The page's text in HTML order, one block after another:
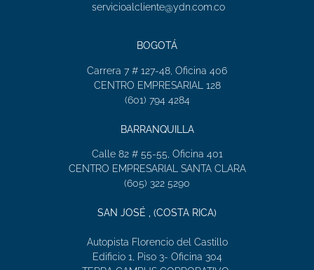
servicioalcliente@ydn.com.co
BOGOTÁ
Carrera 7 # 127-48, Oficina 406
CENTRO EMPRESARIAL 128
(601) 794 4284
BARRANQUILLA
Calle 82 # 55-55, Oficina 401
CENTRO EMPRESARIAL SANTA CLARA
(605) 322 5290
SAN JOSÉ , (COSTA RICA)
Autopista Florencio del Castillo
Edificio 1, Piso 3- Oficina 304